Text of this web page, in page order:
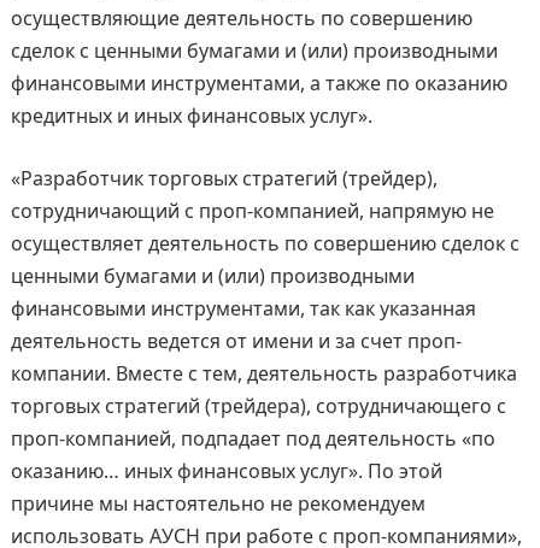
осуществляющие деятельность по совершению
сделок с ценными бумагами и (или) производными
финансовыми инструментами, а также по оказанию
кредитных и иных финансовых услуг».
«Разработчик торговых стратегий (трейдер),
сотрудничающий с проп-компанией, напрямую не
осуществляет деятельность по совершению сделок с
ценными бумагами и (или) производными
финансовыми инструментами, так как указанная
деятельность ведется от имени и за счет проп-
компании. Вместе с тем, деятельность разработчика
торговых стратегий (трейдера), сотрудничающего с
проп-компанией, подпадает под деятельность «по
оказанию… иных финансовых услуг». По этой
причине мы настоятельно не рекомендуем
использовать АУСН при работе с проп-компаниями»,